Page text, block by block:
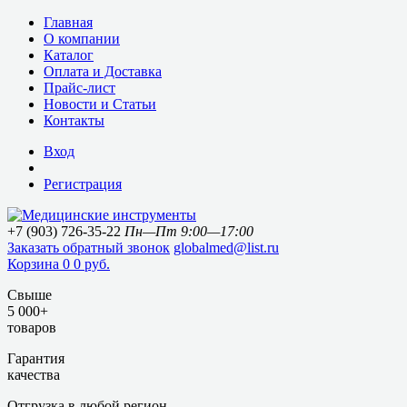
Главная
О компании
Каталог
Оплата и Доставка
Прайс-лист
Новости и Статьи
Контакты
Вход
Регистрация
+7 (903) 726-35-22 Пн—Пт 9:00—17:00
Заказать обратный звонок globalmed@list.ru
Корзина 0 0 руб.
Свыше
5 000+
товаров
Гарантия
качества